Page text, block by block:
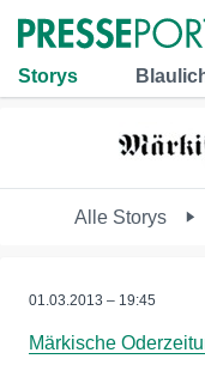
Storys
Alle Storys
01.03.2013 – 19:45
Märkische